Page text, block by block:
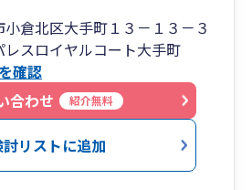
和5年10月より開始したイン
の皆様は悩み事も多いことで
の負担を軽減し、企業の成長
と考え、税理士2名・計8名の
様に寄り添った業務を行って
倉北区大手町１３－１３－３
レスロイヤルコート大手町
確認
合わせ
紹介無料
リストに追加